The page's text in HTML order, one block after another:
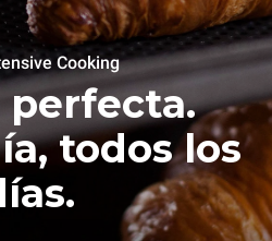
Cooking
perfecta.
todos los